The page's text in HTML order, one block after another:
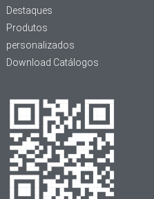
Destaques
Produtos
personalizados
Download Catálogos